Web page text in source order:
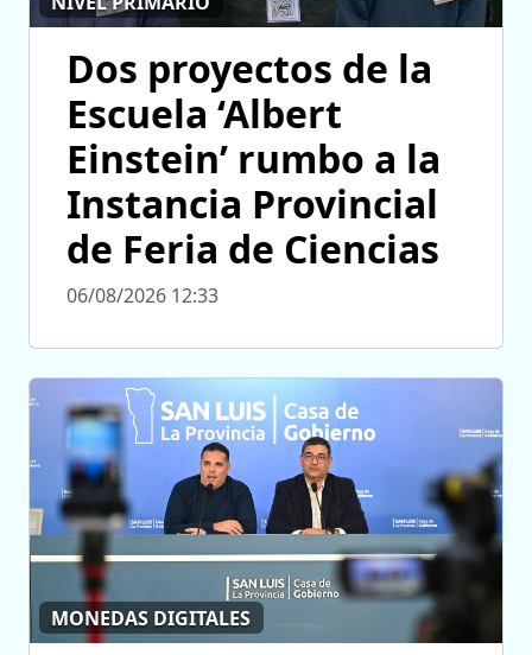
Dos proyectos de la
Escuela ‘Albert
Einstein’ rumbo a la
Instancia Provincial
de Feria de Ciencias
06/08/2026 12:33
MONEDAS DIGITALES